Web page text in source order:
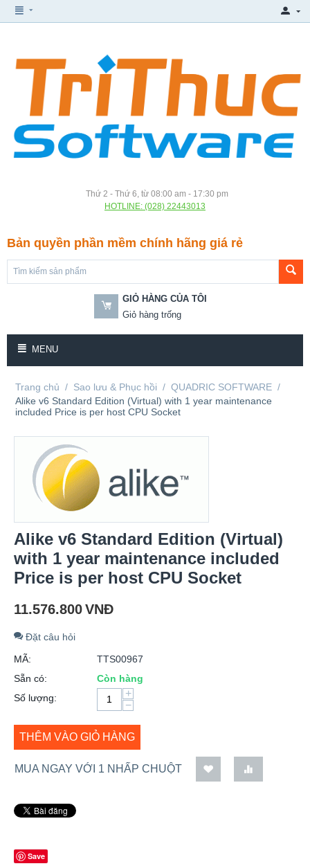
Thứ 2 - Thứ 6, từ 08:00 am - 17:30 pm
HOTLINE: (028) 22443013
Bản quyền phần mềm chính hãng giá rẻ
GIỎ HÀNG CỦA TÔI
Giỏ hàng trống
MENU
Trang chủ / Sao lưu & Phục hồi / QUADRIC SOFTWARE /
Alike v6 Standard Edition (Virtual) with 1 year maintenance
included Price is per host CPU Socket
Alike v6 Standard Edition (Virtual)
with 1 year maintenance included
Price is per host CPU Socket
11.576.800VNĐ
Đặt câu hỏi
MÃ:
TTS00967
Sẵn có:
Còn hàng
Số lượng:
+
−
THÊM VÀO GIỎ HÀNG
MUA NGAY VỚI 1 NHẤP CHUỘT
Save